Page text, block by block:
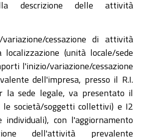
descrizione delle attività
cessazione di attività
localizzazione (unità locale/sede
l'inizio/variazione/cessazione
dell'impresa, presso il R.I.
la sede legale, va presentato il
le società/soggetti collettivi) e I2
individuali), con l'aggiornamento
dell'attività prevalente